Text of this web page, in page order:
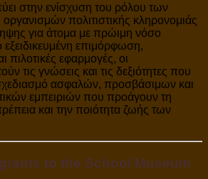
στην ενίσχυση του ρόλου των
πολιτιστικής κληρονομιάς
για άτομα με πρώιμη νόσο
επιμόρφωση,
πιλοτικές εφαρμογές, οι
τις γνώσεις και τις δεξιότητες που
ασφαλών, προσβάσιμων και
εμπειριών που προάγουν τη
και την ποιότητα ζωής των
to the School Museum